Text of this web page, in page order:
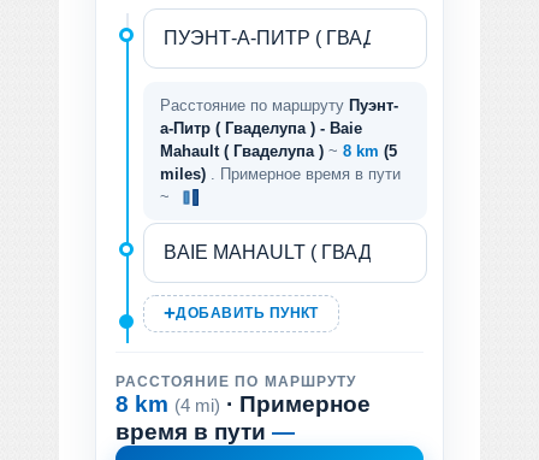
Расстояние по маршруту Пуэнт-
а-Питр ( Гваделупа ) - Baie
Mahault ( Гваделупа ) ~ 8 km (5
miles)
. Примерное время в пути
~
ДОБАВИТЬ ПУНКТ
РАССТОЯНИЕ ПО МАРШРУТУ
8 km (4 mi) · Примерное
время в пути —